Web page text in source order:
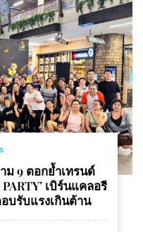
ม 9 ตอกย้ำเทรนด์
เบิร์นแคลอรี
บรับแรงเกินต้าน